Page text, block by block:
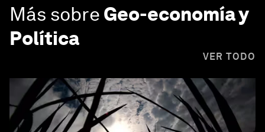
Más sobre Geo-economía y
Política
VER TODO